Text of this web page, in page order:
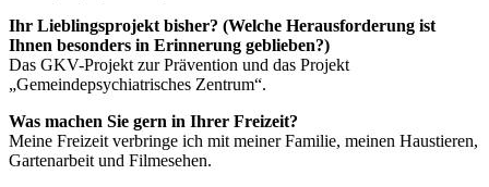
Ihr Lieblingsprojekt bisher? (Welche Herausforderung ist
Ihnen besonders in Erinnerung geblieben?)
Das GKV-Projekt zur Prävention und das Projekt
„Gemeindepsychiatrisches Zentrum“.
Was machen Sie gern in Ihrer Freizeit?
Meine Freizeit verbringe ich mit meiner Familie, meinen Haustieren,
Gartenarbeit und Filmesehen.